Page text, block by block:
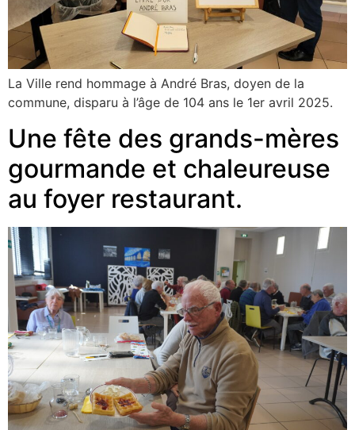
La Ville rend hommage à André Bras, doyen de la
commune, disparu à l’âge de 104 ans le 1er avril 2025.
Une fête des grands-mères
gourmande et chaleureuse
au foyer restaurant.